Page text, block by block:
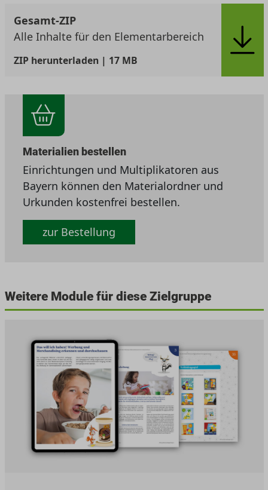
Gesamt-ZIP
Alle Inhalte für den Elementarbereich
ZIP herunterladen | 17 MB
Materialien bestellen
Einrichtungen und Multiplikatoren aus
Bayern können den Materialordner und
Urkunden kostenfrei bestellen.
zur Bestellung
Weitere Module für diese Zielgruppe